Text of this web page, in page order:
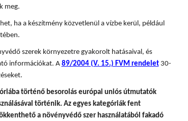
meg.
ha a készítmény közvetlenül a vízbe kerül, például
szerek környezetre gyakorolt hatásaival, és
információkat. A 89/2004 (V. 15.) FVM rendelet30-
történő besorolás európai uniós útmutatók
történik. Az egyes kategóriák fent
a növényvédő szer használatából fakadó